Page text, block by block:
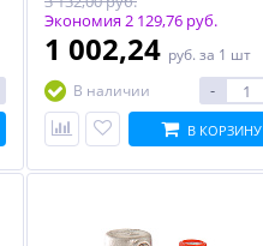
Экономия 2 129,76 руб.
1 002,24 руб. за 1 шт
В наличии
-
В КОРЗИНУ